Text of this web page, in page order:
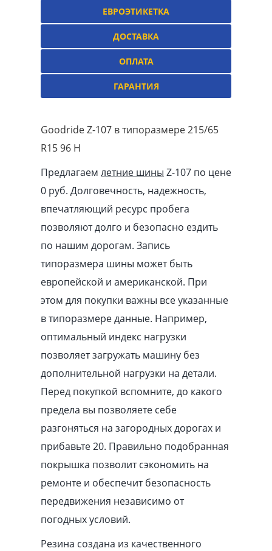
ЕВРОЭТИКЕТКА
ДОСТАВКА
ОПЛАТА
ГАРАНТИЯ
Goodride Z-107 в типоразмере 215/65
R15 96 H
Предлагаем летние шины Z-107 по цене
0 руб. Долговечность, надежность,
впечатляющий ресурс пробега
позволяют долго и безопасно ездить
по нашим дорогам. Запись
типоразмера шины может быть
европейской и американской. При
этом для покупки важны все указанные
в типоразмере данные. Например,
оптимальный индекс нагрузки
позволяет загружать машину без
дополнительной нагрузки на детали.
Перед покупкой вспомните, до какого
предела вы позволяете себе
разгоняться на загородных дорогах и
прибавьте 20. Правильно подобранная
покрышка позволит сэкономить на
ремонте и обеспечит безопасность
передвижения независимо от
погодных условий.
Резина создана из качественного